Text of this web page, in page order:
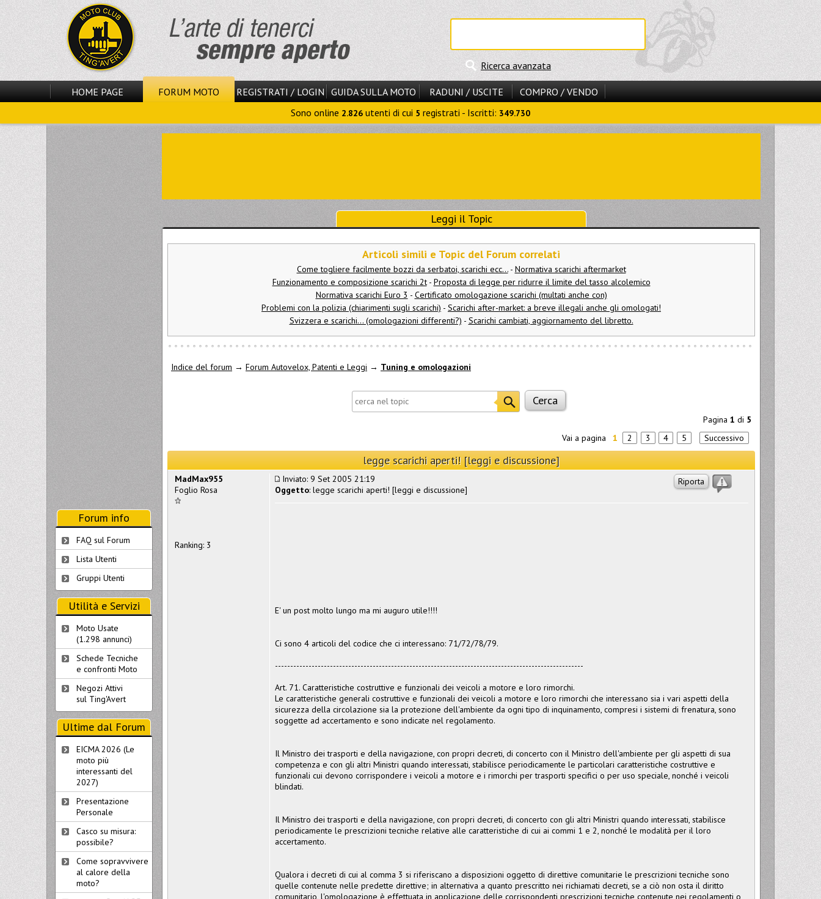
Ricerca avanzata
HOME PAGE FORUM MOTO REGISTRATI / LOGIN GUIDA SULLA MOTO RADUNI / USCITE
COMPRO / VENDO
Sono online 2.826 utenti di cui 5 registrati - Iscritti: 349.730
Leggi il Topic
Articoli simili e Topic del Forum correlati
Come togliere facilmente bozzi da serbatoi, scarichi ecc...- Normativa scarichi aftermarket
Funzionamento e composizione scarichi 2t- Proposta di legge per ridurre il limite del tasso alcolemico
Normativa scarichi Euro 3 - Certificato omologazione scarichi (multati anche con)
Problemi con la polizia (chiarimenti sugli scarichi) - Scarichi after-market: a breve illegali anche gli omologati!
Svizzera e scarichi... (omologazioni differenti?) - Scarichi cambiati, aggiornamento del libretto.
Indice del forum → Forum Autovelox, Patenti e Leggi → Tuning e omologazioni
Pagina 1 di 5
Vai a pagina
1 2 3 4 5 Successivo
legge scarichi aperti! [leggi e discussione]
Riporta
Inviato: 9 Set 2005 21:19
Oggetto: legge scarichi aperti! [leggi e discussione]
E' un post molto lungo ma mi auguro utile!!!!
Ci sono 4 articoli del codice che ci interessano: 71/72/78/79.
-----------------------------------------------------------------------------------------------------
Art. 71. Caratteristiche costruttive e funzionali dei veicoli a motore e loro rimorchi.
Le caratteristiche generali costruttive e funzionali dei veicoli a motore e loro rimorchi che interessano sia i vari aspetti della
sicurezza della circolazione sia la protezione dell'ambiente da ogni tipo di inquinamento, compresi i sistemi di frenatura, sono
soggette ad accertamento e sono indicate nel regolamento.
Il Ministro dei trasporti e della navigazione, con propri decreti, di concerto con il Ministro dell'ambiente per gli aspetti di sua
competenza e con gli altri Ministri quando interessati, stabilisce periodicamente le particolari caratteristiche costruttive e
funzionali cui devono corrispondere i veicoli a motore e i rimorchi per trasporti specifici o per uso speciale, nonché i veicoli
blindati.
Il Ministro dei trasporti e della navigazione, con propri decreti, di concerto con gli altri Ministri quando interessati, stabilisce
periodicamente le prescrizioni tecniche relative alle caratteristiche di cui ai commi 1 e 2, nonché le modalità per il loro
accertamento.
Qualora i decreti di cui al comma 3 si riferiscano a disposizioni oggetto di direttive comunitarie le prescrizioni tecniche sono
quelle contenute nelle predette direttive; in alternativa a quanto prescritto nei richiamati decreti, se a ciò non osta il diritto
comunitario, l'omologazione è effettuata in applicazione delle corrispondenti prescrizioni tecniche contenute nei regolamenti o
MadMax955
Foglio Rosa
Ranking: 3
Forum info
FAQ sul Forum
Lista Utenti
Gruppi Utenti
Utilità e Servizi
Moto Usate
(1.298 annunci)
Schede Tecniche
e confronti Moto
Negozi Attivi
sul Ting'Avert
Ultime dal Forum
EICMA 2026 (Le
moto più
interessanti del
2027)
Presentazione
Personale
Casco su misura:
possibile?
Come sopravvivere
al calore della
moto?